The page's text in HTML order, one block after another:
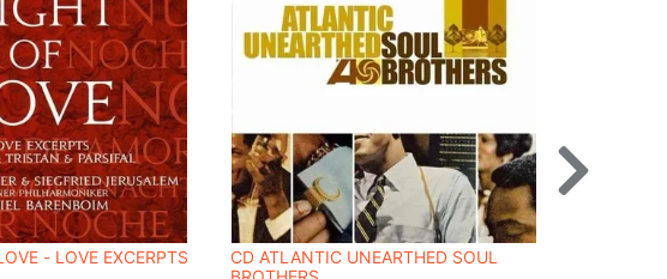
- LOVE EXCERPTS
CD ATLANTIC UNEARTHED SOUL